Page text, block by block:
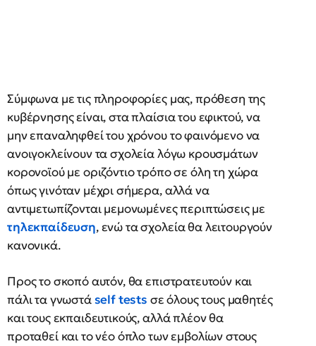
Σύμφωνα με τις πληροφορίες μας, πρόθεση της
κυβέρνησης είναι, στα πλαίσια του εφικτού, να
μην επαναληφθεί του χρόνου το φαινόμενο να
ανοιγοκλείνουν τα σχολεία λόγω κρουσμάτων
κορονοϊού με οριζόντιο τρόπο σε όλη τη χώρα
όπως γινόταν μέχρι σήμερα, αλλά να
αντιμετωπίζονται μεμονωμένες περιπτώσεις με
τηλεκπαίδευση, ενώ τα σχολεία θα λειτουργούν
κανονικά.
Προς το σκοπό αυτόν, θα επιστρατευτούν και
πάλι τα γνωστάself tests σε όλους τους μαθητές
και τους εκπαιδευτικούς, αλλά πλέον θα
προταθεί και το νέο όπλο των εμβολίων στους